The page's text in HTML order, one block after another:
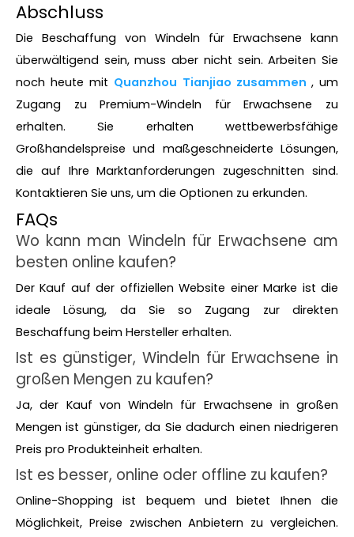
Abschluss
Die Beschaffung von Windeln für Erwachsene kann
überwältigend sein, muss aber nicht sein. Arbeiten Sie
noch heute mit Quanzhou Tianjiao zusammen , um
Zugang zu Premium-Windeln für Erwachsene zu
erhalten. Sie erhalten wettbewerbsfähige
Großhandelspreise und maßgeschneiderte Lösungen,
die auf Ihre Marktanforderungen zugeschnitten sind.
Kontaktieren Sie uns, um die Optionen zu erkunden.
FAQs
Wo kann man Windeln für Erwachsene am
besten online kaufen?
Der Kauf auf der offiziellen Website einer Marke ist die
ideale Lösung, da Sie so Zugang zur direkten
Beschaffung beim Hersteller erhalten.
Ist es günstiger, Windeln für Erwachsene in
großen Mengen zu kaufen?
Ja, der Kauf von Windeln für Erwachsene in großen
Mengen ist günstiger, da Sie dadurch einen niedrigeren
Preis pro Produkteinheit erhalten.
Ist es besser, online oder offline zu kaufen?
Online-Shopping ist bequem und bietet Ihnen die
Möglichkeit, Preise zwischen Anbietern zu vergleichen.